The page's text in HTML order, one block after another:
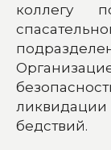
коллегу
бедствий.